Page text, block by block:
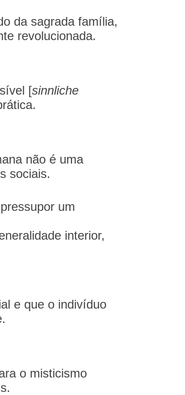
da sagrada família,
revolucionada.
[sinnliche
não é uma
sociais.
um
interior,
e que o indivíduo
o misticismo